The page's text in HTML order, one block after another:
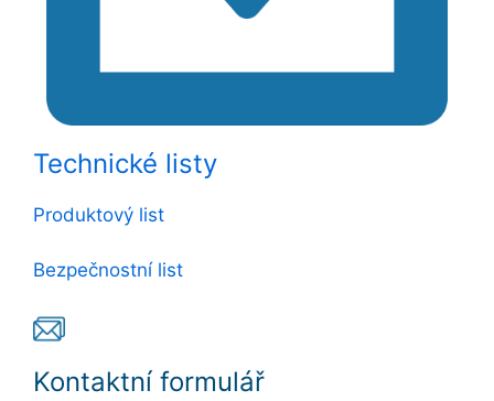
Technické listy
Produktový list
Bezpečnostní list
Kontaktní formulář